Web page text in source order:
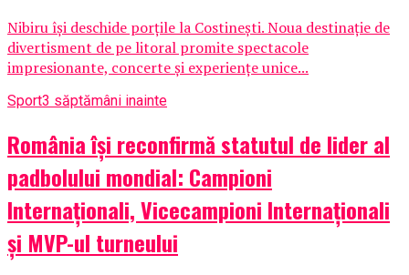
Nibiru își deschide porțile la Costinești. Noua destinație de
divertisment de pe litoral promite spectacole
impresionante, concerte și experiențe unice...
Sport3 săptămâni inainte
România își reconfirmă statutul de lider al
padbolului mondial: Campioni
Internaționali, Vicecampioni Internaționali
și MVP-ul turneului